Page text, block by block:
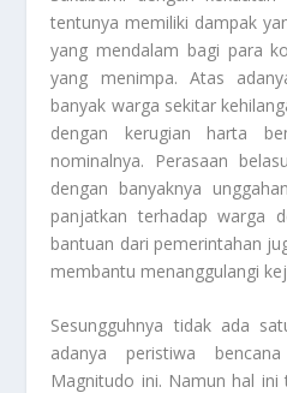
tentunya memiliki dampak
yang mendalam bagi para
yang menimpa. Atas
banyak warga sekitar
dengan kerugian harta
nominalnya. Perasaan
dengan banyaknya
panjatkan terhadap warga
bantuan dari pemerintahan
membantu menanggulangi
Sesungguhnya tidak ada
adanya peristiwa
Magnitudo ini. Namun hal